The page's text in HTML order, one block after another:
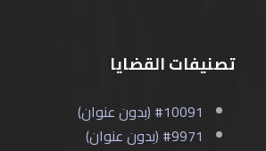
تصنيفات القضايا
#10091 (بدون عنوان)
#9971 (بدون عنوان)